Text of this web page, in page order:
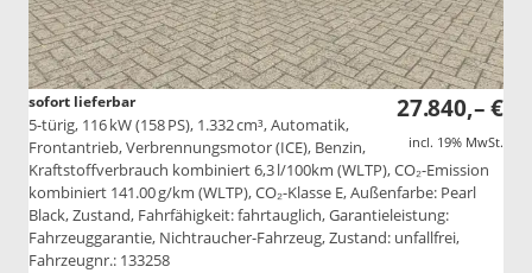
27.840,– €
incl. 19% MwSt.
sofort lieferbar
5-türig, 116 kW (158 PS), 1.332 cm³, Automatik,
Frontantrieb, Verbrennungsmotor (ICE), Benzin,
Kraftstoffverbrauch kombiniert 6,3 l/100km (WLTP), CO₂-Emission
kombiniert 141.00 g/km (WLTP), CO₂-Klasse E, Außenfarbe: Pearl
Black, Zustand, Fahrfähigkeit: fahrtauglich, Garantieleistung:
Fahrzeuggarantie, Nichtraucher-Fahrzeug, Zustand: unfallfrei,
Fahrzeugnr.: 133258